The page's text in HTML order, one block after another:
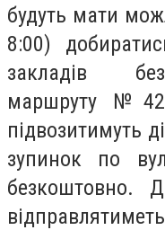
будуть мати
8:00)
закладів
маршруту
підвозитимуть
зупинок по